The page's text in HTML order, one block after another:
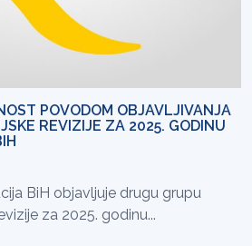
POVODOM OBJAVLJIVANJA
REVIZIJE ZA 2025. GODINU
BiH objavljuje drugu grupu
za 2025. godinu...